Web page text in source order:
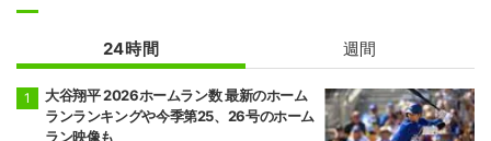
24時間 週間
大谷翔平 2026ホームラン数 最新のホーム
ランランキングや今季第25、26号のホーム
ラン映像も